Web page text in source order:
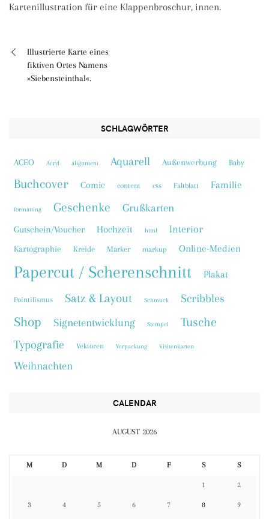
Kartenillustration für eine Klappenbroschur, innen.
Beitragsnavigation
Illustrierte Karte eines
fiktiven Ortes Namens
»Siebensteinthal«.
SCHLAGWÖRTER
ACEO Acryl alignment Aquarell Außenwerbung Baby
Buchcover Comic content css Faltblatt Familie
formatting Geschenke Grußkarten
Gutschein/Voucher Hochzeit html Interior
Kartographie Kreide Marker markup Online-Medien
Papercut / Scherenschnitt Plakat
Pointilismus Satz & Layout Schmuck Scribbles
Shop Signetentwicklung Stempel Tusche
Typografie Vektoren Verpackung Visitenkarten
Weihnachten
CALENDAR
AUGUST 2026
M D M D F S S
1 2
3 4 5 6 7 8 9